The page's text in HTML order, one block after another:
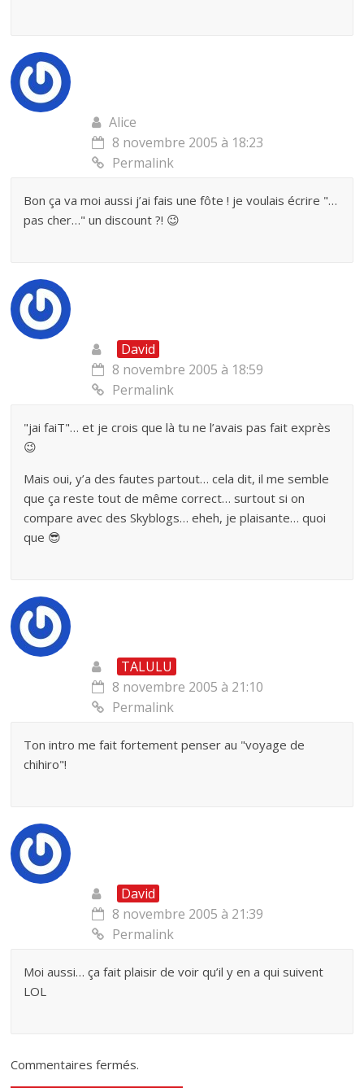
Alice
8 novembre 2005 à 18:23
Permalink
Bon ça va moi aussi j’ai fais une fôte ! je voulais écrire "…
pas cher…" un discount ?! 😉
David
8 novembre 2005 à 18:59
Permalink
"jai faiT"… et je crois que là tu ne l’avais pas fait exprès
😉
Mais oui, y’a des fautes partout… cela dit, il me semble
que ça reste tout de même correct… surtout si on
compare avec des Skyblogs… eheh, je plaisante… quoi
que 😎
TALULU
8 novembre 2005 à 21:10
Permalink
Ton intro me fait fortement penser au "voyage de
chihiro"!
David
8 novembre 2005 à 21:39
Permalink
Moi aussi… ça fait plaisir de voir qu’il y en a qui suivent
LOL
Commentaires fermés.